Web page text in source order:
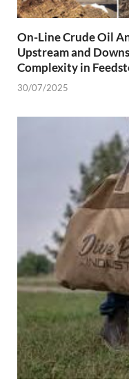
On-Line Crude Oil
Upstream and
Complexity in
30/07/2025